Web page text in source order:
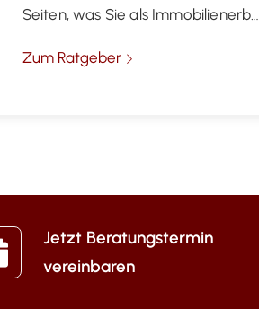
Seiten, was Sie als Immobilienerb…
Zum Ratgeber
Jetzt Beratungstermin
vereinbaren